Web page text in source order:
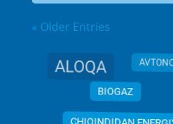
« Older Entries
ALOQA
BIOGAZ